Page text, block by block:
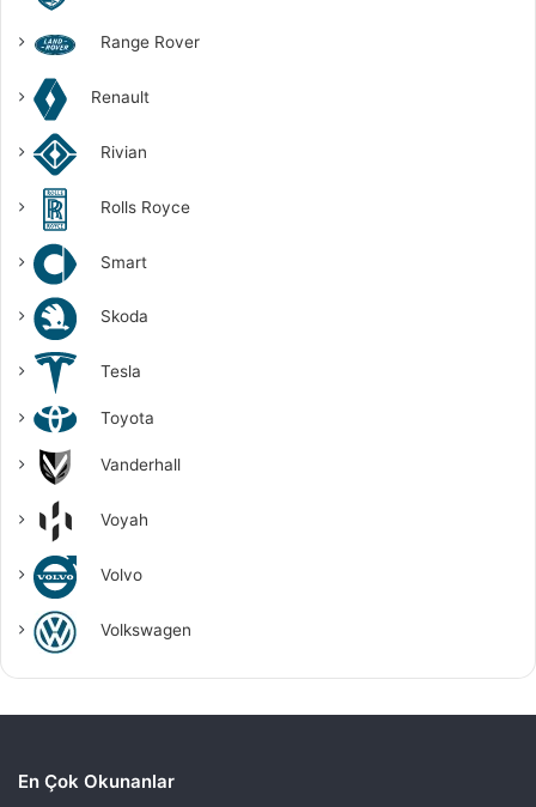
Range Rover
Renault
Rivian
Rolls Royce
Smart
Skoda
Tesla
Toyota
Vanderhall
Voyah
Volvo
Volkswagen
En Çok Okunanlar